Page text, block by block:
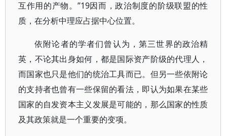
互作用的产物。”19因而，政治制度的阶级联盟的性
质，在分析中理应占据中心位置。
依附论者的学者们曾认为，第三世界的政治精
英，不论其出身如何，都是国际资产阶级的代理人，
而国家也只是他们的统治工具而已。但另一些依附论
的支持者也曾有一些保留的看法，即认为如果在某些
国家的自发资本主义发展是可能的，那么国家的性质
及其政策就是一个重要的变项。